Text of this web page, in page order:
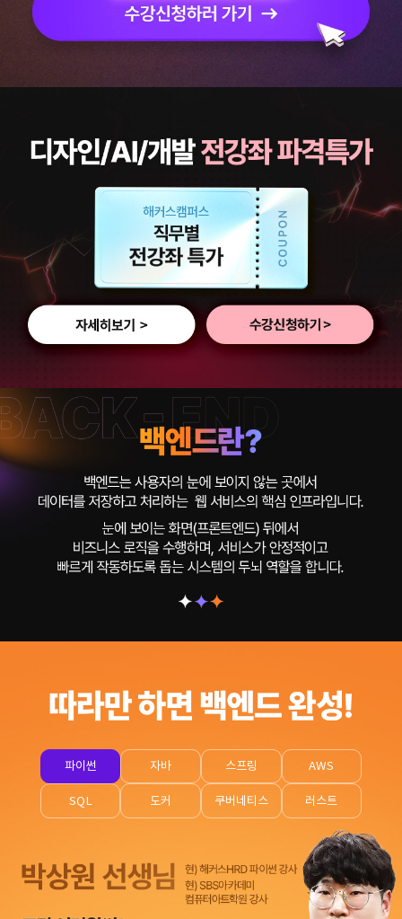
파이썬 자바 스프링 AWS
SQL 도커 쿠버네티스 러스트